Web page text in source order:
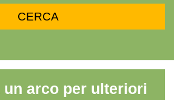
un arco per ulteriori